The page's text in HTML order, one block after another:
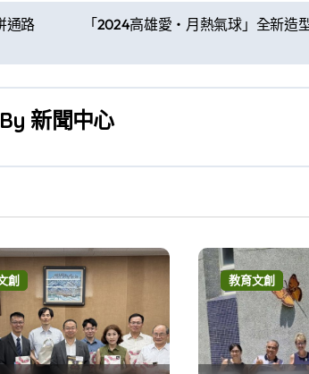
通路
「2024高雄愛‧月熱氣球」全新造
By 新聞中心
創 教育文創